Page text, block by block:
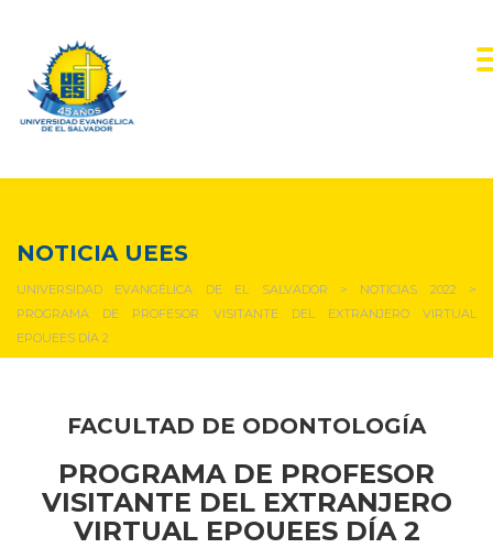
NOTICIA UEES
UNIVERSIDAD EVANGÉLICA DE EL SALVADOR > NOTICIAS 2022>
PROGRAMA DE PROFESOR VISITANTE DEL EXTRANJERO VIRTUAL
EPOUEES DÍA 2
FACULTAD DE ODONTOLOGÍA
PROGRAMA DE PROFESOR
VISITANTE DEL EXTRANJERO
VIRTUAL EPOUEES DÍA 2